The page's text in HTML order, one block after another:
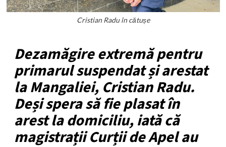
Cristian Radu în cătușe
Dezamăgire extremă pentru
primarul suspendat și arestat
la Mangaliei, Cristian Radu.
Deși spera să fie plasat în
arest la domiciliu, iată că
magistrații Curții de Apel au